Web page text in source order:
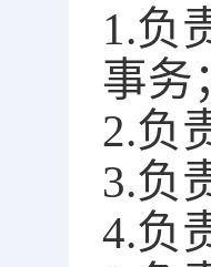
1.负
事务
2.负
3.负
4.负